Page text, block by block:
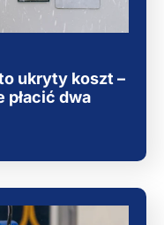
ukryty koszt –
płacić dwa